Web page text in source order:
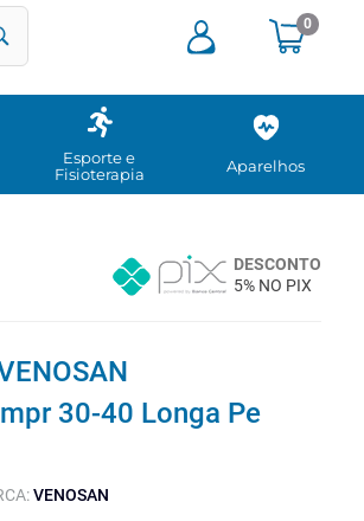
0
Esporte e
Fisioterapia
Aparelhos
DESCONTO
5% NO PIX
30-40 Longa Pe
VENOSAN